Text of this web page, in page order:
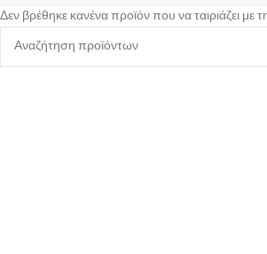
Δεν βρέθηκε κανένα προϊόν που να ταιριάζει με